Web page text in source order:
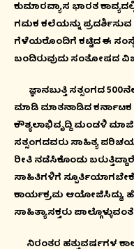
ಕುಮಾರವ್ಯಾಸ ಭಾರತ
ಗಮಕ ಕಲೆಯನ್ನು
ಗೆಳೆಯರೊಂದಿಗೆ ಕಟ್ಟಿದ ಈ ಸಂಸ್ಥೆ
ಬಂದಿರುವುದು ಸಂತೋಷದ
ಜ್ಞಾನಬುತ್ತಿ ಸತ್ಸಂಗದ
ಮಾಡಿ ಮಾತನಾಡಿದ ಕರ್ನಾಟಕ
ಕೌಶ್ಯಲಾಭಿವೃದ್ದಿ ಮಂಡಳಿ ಮಾಜಿ
ಸತ್ಸಂಗದವರು ಸಾಹಿತ್ಯ
ರೀತಿ ನಡೆಸಿಕೊಂಡು
ಸಾಹಿತಿಗಳಿಗೆ
ಕಾರ್ಯಕ್ರಮ ಆಯೋಜಿಸಿದ್ದು,
ಸಾಹಿತ್ಯಾಸಕ್ತರು
ನಿರಂತರ ಹತ್ತುವರ್ಷಗಳ